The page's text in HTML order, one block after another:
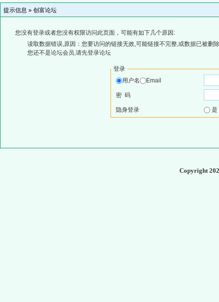
提示信息 » 创富论坛
您没有登录或者您没有权限访问此页面，可能有如下几个原因:
读取数据错误,原因：您要访问的链接无效,可能链接不完整,或数据已被删
您还不是论坛会员,请先登录论坛
登录
用户名
Email
密 码
隐身登录
Copyright